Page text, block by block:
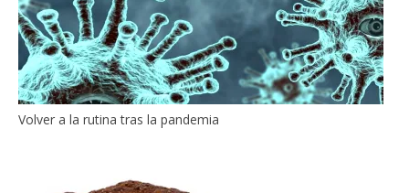
Volver a la rutina tras la pandemia